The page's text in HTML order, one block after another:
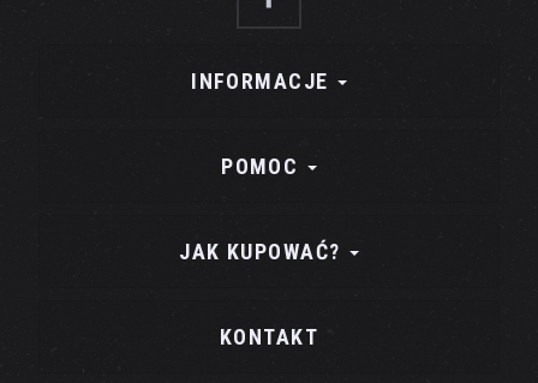
INFORMACJE
POMOC
JAK KUPOWAĆ?
KONTAKT